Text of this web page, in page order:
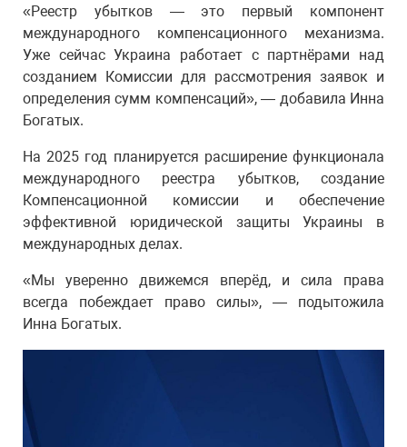
«Реестр убытков — это первый компонент
международного компенсационного механизма.
Уже сейчас Украина работает с партнёрами над
созданием Комиссии для рассмотрения заявок и
определения сумм компенсаций», — добавила Инна
Богатых.
На 2025 год планируется расширение функционала
международного реестра убытков, создание
Компенсационной комиссии и обеспечение
эффективной юридической защиты Украины в
международных делах.
«Мы уверенно движемся вперёд, и сила права
всегда побеждает право силы», — подытожила
Инна Богатых.